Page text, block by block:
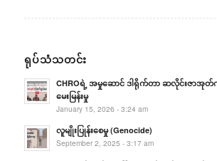
ရုပ်သံသတင်း
CHROရဲ့ အမှုဆောင် ဒါရိုက်တာ ဆလိုင်းဇာ
မေးမြန်းမှု
January 15, 2026 - 3:24 am
လူမျိုးပြုန်းစေမှု (Genocide)
September 2, 2025 - 3:17 am